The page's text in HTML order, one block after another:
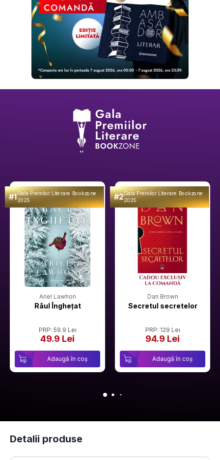
#1Gala Premilor Literare Bookzone
2025
Ariel Lawhon
Râul Înghețat
PRP: 59.9 Lei
49.9 Lei
Adaugă în coș
#2Gala Premilor Literare Bookzone
2025
Dan Brown
Secretul secretelor
PRP: 129 Lei
94.9 Lei
Adaugă în coș
Detalii produse